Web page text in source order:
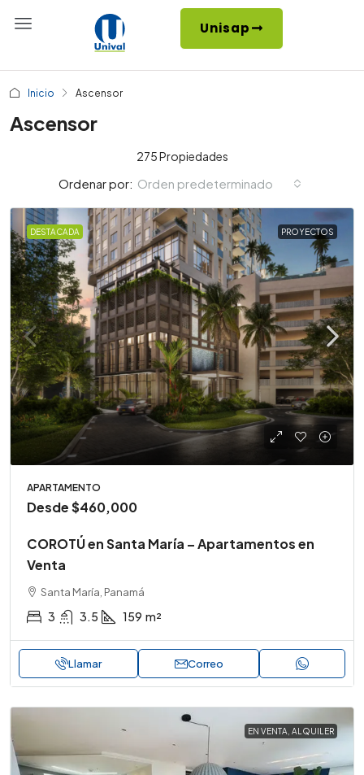
Unisap
Inicio Ascensor
Ascensor
275 Propiedades
Ordenar por: Orden predeterminado
DESTACADA PROYECTOS
APARTAMENTO
Desde$460,000
COROTÚ en Santa María – Apartamentos en
Venta
Santa María, Panamá
3 3.5 159 m²
Llamar Correo
EN VENTA, ALQUILER